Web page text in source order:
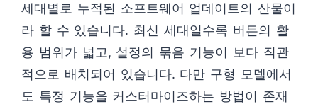
세대별로 누적된 소프트웨어 업데이트의 산물이
라 할 수 있습니다. 최신 세대일수록 버튼의 활
용 범위가 넓고, 설정의 묶음 기능이 보다 직관
적으로 배치되어 있습니다. 다만 구형 모델에서
도 특정 기능을 커스터마이즈하는 방법이 존재